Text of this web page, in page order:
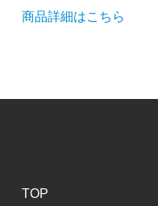
商品詳細はこちら
TOP